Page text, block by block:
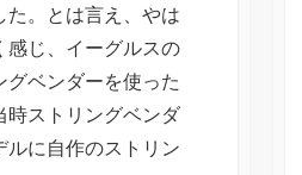
。とは言え、やは
感じ、イーグルスの
ベンダーを使った
時ストリングベンダ
に自作のストリン